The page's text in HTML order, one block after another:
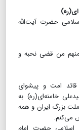
حضرت آیت‌الله
فمنهم من قضی نحبه و
قائد امت و پیشوای
خامنه‌ای(ره) به
بزرگ ایران و همه
می‌کنم.